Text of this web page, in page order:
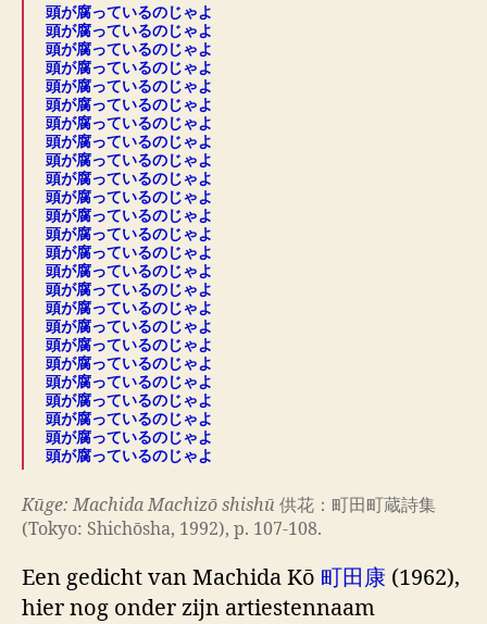
頭が腐っているのじゃよ
頭が腐っているのじゃよ
頭が腐っているのじゃよ
頭が腐っているのじゃよ
頭が腐っているのじゃよ
頭が腐っているのじゃよ
頭が腐っているのじゃよ
頭が腐っているのじゃよ
頭が腐っているのじゃよ
頭が腐っているのじゃよ
頭が腐っているのじゃよ
頭が腐っているのじゃよ
頭が腐っているのじゃよ
頭が腐っているのじゃよ
頭が腐っているのじゃよ
頭が腐っているのじゃよ
頭が腐っているのじゃよ
頭が腐っているのじゃよ
頭が腐っているのじゃよ
頭が腐っているのじゃよ
頭が腐っているのじゃよ
頭が腐っているのじゃよ
頭が腐っているのじゃよ
頭が腐っているのじゃよ
頭が腐っているのじゃよ
Kūge: Machida Machizō shishū 供花：町田町蔵詩集
(Tokyo: Shichōsha, 1992), p. 107-108.
Een gedicht van Machida Kō 町田康 (1962),
hier nog onder zijn artiestennaam